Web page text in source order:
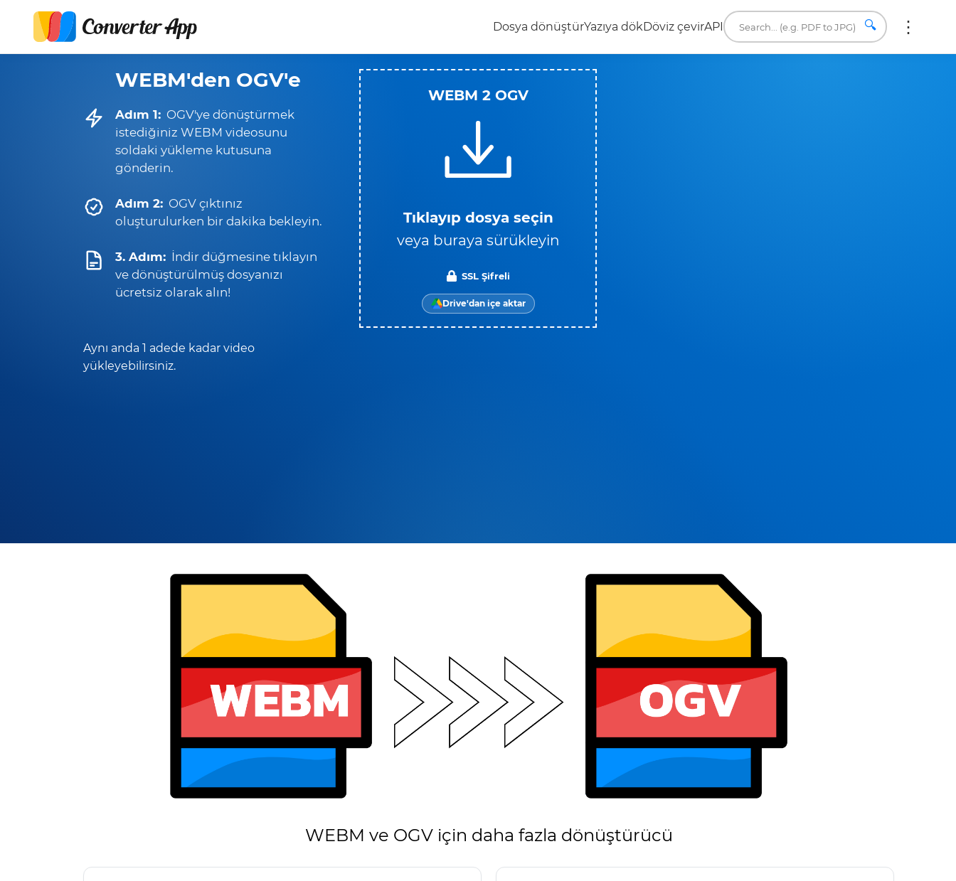
Dosya dönüştürYazıya dökDöviz çevirAPI 🔍
WEBM'den OGV'e
Adım 1: OGV'ye dönüştürmek
istediğiniz WEBM videosunu
soldaki yükleme kutusuna
gönderin.
Adım 2: OGV çıktınız
oluşturulurken bir dakika bekleyin.
3. Adım: İndir düğmesine tıklayın
ve dönüştürülmüş dosyanızı
ücretsiz olarak alın!
Aynı anda 1 adede kadar video
yükleyebilirsiniz.
WEBM 2 OGV
Tıklayıp dosya seçin
veya buraya sürükleyin
SSL Şifreli
Drive'dan içe aktar
WEBM ve OGV için daha fazla dönüştürücü